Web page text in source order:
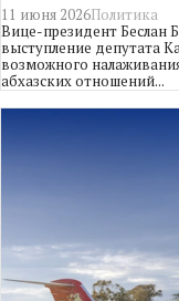
11 июня 2026Политика
Вице-президент Беслан
выступление депутата
возможного
абхазских отношений...